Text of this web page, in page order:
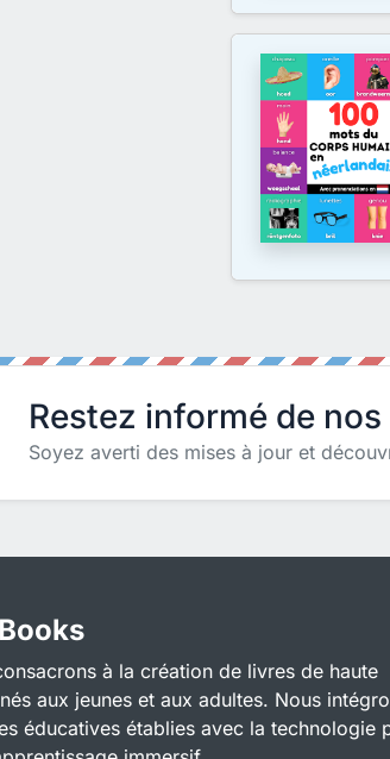
Restez informé de
Soyez averti des mises à jour et
à la création de livres de haute
aux jeunes et aux adultes. Nous
éducatives établies avec la technologie